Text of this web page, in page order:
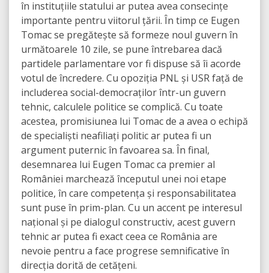
în instituțiile statului ar putea avea consecințe
importante pentru viitorul țării. În timp ce Eugen
Tomac se pregătește să formeze noul guvern în
următoarele 10 zile, se pune întrebarea dacă
partidele parlamentare vor fi dispuse să îi acorde
votul de încredere. Cu opoziția PNL și USR față de
includerea social-democraților într-un guvern
tehnic, calculele politice se complică. Cu toate
acestea, promisiunea lui Tomac de a avea o echipă
de specialiști neafiliați politic ar putea fi un
argument puternic în favoarea sa. În final,
desemnarea lui Eugen Tomac ca premier al
României marchează începutul unei noi etape
politice, în care competența și responsabilitatea
sunt puse în prim-plan. Cu un accent pe interesul
național și pe dialogul constructiv, acest guvern
tehnic ar putea fi exact ceea ce România are
nevoie pentru a face progrese semnificative în
direcția dorită de cetățeni.